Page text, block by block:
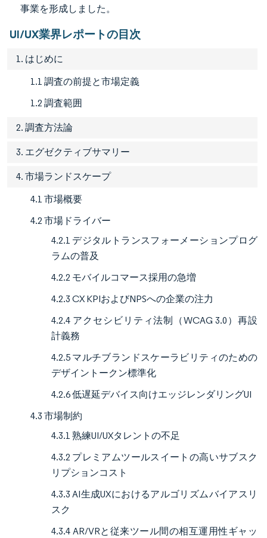
事業を形成しました。
UI/UX業界レポートの目次
1. はじめに
1.1 調査の前提と市場定義
1.2 調査範囲
2. 調査方法論
3. エグゼクティブサマリー
4. 市場ランドスケープ
4.1 市場概要
4.2 市場ドライバー
4.2.1 デジタルトランスフォーメーションプログ
ラムの普及
4.2.2 モバイルコマース採用の急増
4.2.3 CX KPIおよびNPSへの企業の注力
4.2.4 アクセシビリティ法制（WCAG 3.0）再設
計義務
4.2.5 マルチブランドスケーラビリティのための
デザイントークン標準化
4.2.6 低遅延デバイス向けエッジレンダリングUI
4.3 市場制約
4.3.1 熟練UI/UXタレントの不足
4.3.2 プレミアムツールスイートの高いサブスク
リプションコスト
4.3.3 AI生成UXにおけるアルゴリズムバイアスリ
スク
4.3.4 AR/VRと従来ツール間の相互運用性ギャッ